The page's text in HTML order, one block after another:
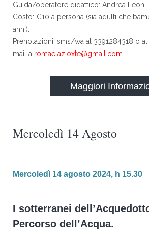
Guida/operatore didattico: Andrea Leoni.
Costo: €10 a persona (sia adulti che
anni).
Prenotazioni: sms/wa al 3391284318 o al
mail a romaelazioxte@gmail.com
Maggiori
Mercoledì 14 Agosto
Mercoledì 14 agosto 2024, h 15.30
I sotterranei
Percorso dell’Acqua.